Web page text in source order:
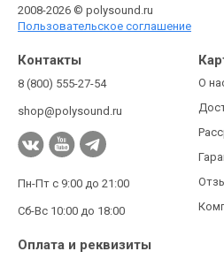
2008-2026 © polysound.ru
Пользовательское соглашение
Контакты
8 (800) 555-27-54
shop@polysound.ru
Пн-Пт с 9:00 до 21:00
Сб-Вс 10:00 до 18:00
О
Оплата и реквизиты